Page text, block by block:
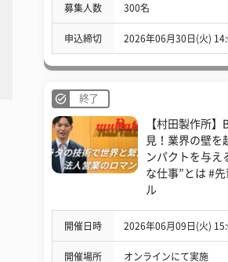
募集人数 300名
申込締切 2026年06月30日(火)
終了
【村田製作所
見！業界の壁を
ンパクトを与え
な仕事”とは #
ル
開催日時 2026年06月09日(火)
開催場所 オンラインにて実施